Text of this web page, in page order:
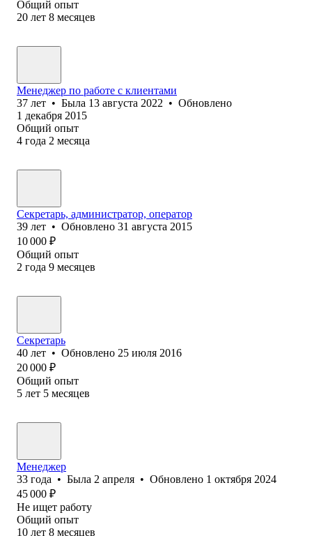
Общий опыт
20 лет 8 месяцев
Менеджер по работе с клиентами
37 лет • Была 13 августа 2022 • Обновлено
1 декабря 2015
Общий опыт
4 года 2 месяца
Секретарь, администратор, оператор
39 лет • Обновлено 31 августа 2015
10 000 ₽
Общий опыт
2 года 9 месяцев
Секретарь
40 лет • Обновлено 25 июля 2016
20 000 ₽
Общий опыт
5 лет 5 месяцев
Менеджер
33 года • Была 2 апреля • Обновлено 1 октября 2024
45 000 ₽
Не ищет работу
Общий опыт
10 лет 8 месяцев